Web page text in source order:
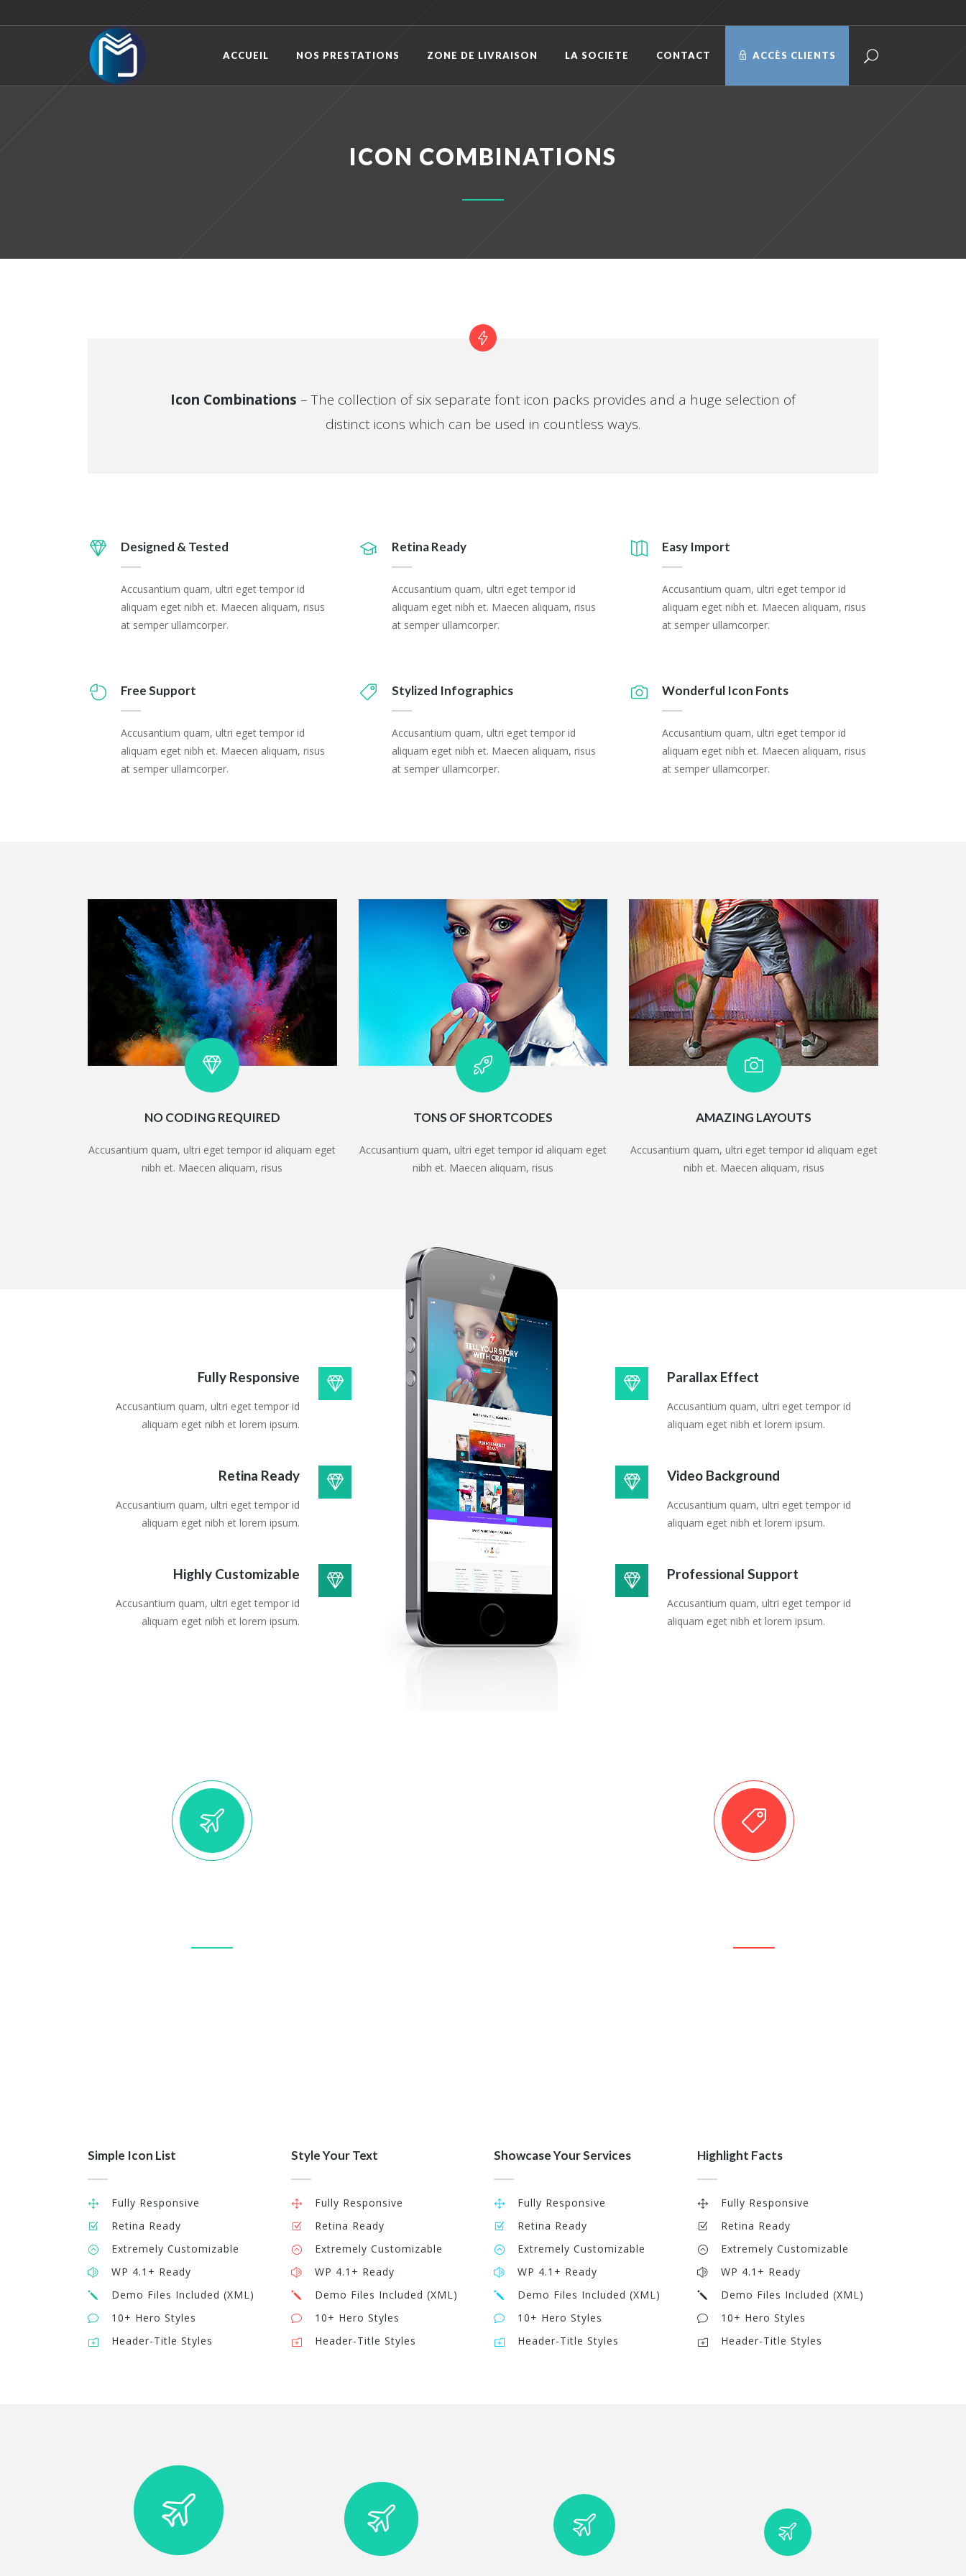
ACCUEIL NOS PRESTATIONS ZONE DE LIVRAISON LA SOCIETE CONTACT ACCÈS CLIENTS
ICON COMBINATIONS
Icon Combinations – The collection of six separate font icon packs provides and a huge selection of
distinct icons which can be used in countless ways.
Designed & Tested
Accusantium quam, ultri eget tempor id
aliquam eget nibh et. Maecen aliquam, risus
at semper ullamcorper.
Retina Ready
Accusantium quam, ultri eget tempor id
aliquam eget nibh et. Maecen aliquam, risus
at semper ullamcorper.
Easy Import
Accusantium quam, ultri eget tempor id
aliquam eget nibh et. Maecen aliquam, risus
at semper ullamcorper.
Free Support
Accusantium quam, ultri eget tempor id
aliquam eget nibh et. Maecen aliquam, risus
at semper ullamcorper.
Stylized Infographics
Accusantium quam, ultri eget tempor id
aliquam eget nibh et. Maecen aliquam, risus
at semper ullamcorper.
Wonderful Icon Fonts
Accusantium quam, ultri eget tempor id
aliquam eget nibh et. Maecen aliquam, risus
at semper ullamcorper.
NO CODING REQUIRED
Accusantium quam, ultri eget tempor id aliquam eget
nibh et. Maecen aliquam, risus
TONS OF SHORTCODES
Accusantium quam, ultri eget tempor id aliquam eget
nibh et. Maecen aliquam, risus
AMAZING LAYOUTS
Accusantium quam, ultri eget tempor id aliquam eget
nibh et. Maecen aliquam, risus
Fully Responsive
Accusantium quam, ultri eget tempor id
aliquam eget nibh et lorem ipsum.
Retina Ready
Accusantium quam, ultri eget tempor id
aliquam eget nibh et lorem ipsum.
Highly Customizable
Accusantium quam, ultri eget tempor id
aliquam eget nibh et lorem ipsum.
Parallax Effect
Accusantium quam, ultri eget tempor id
aliquam eget nibh et lorem ipsum.
Video Background
Accusantium quam, ultri eget tempor id
aliquam eget nibh et lorem ipsum.
Professional Support
Accusantium quam, ultri eget tempor id
aliquam eget nibh et lorem ipsum.
Simple Icon List
Fully Responsive
Retina Ready
Extremely Customizable
WP 4.1+ Ready
Demo Files Included (XML)
10+ Hero Styles
Header-Title Styles
Style Your Text
Fully Responsive
Retina Ready
Extremely Customizable
WP 4.1+ Ready
Demo Files Included (XML)
10+ Hero Styles
Header-Title Styles
Showcase Your Services
Fully Responsive
Retina Ready
Extremely Customizable
WP 4.1+ Ready
Demo Files Included (XML)
10+ Hero Styles
Header-Title Styles
Highlight Facts
Fully Responsive
Retina Ready
Extremely Customizable
WP 4.1+ Ready
Demo Files Included (XML)
10+ Hero Styles
Header-Title Styles